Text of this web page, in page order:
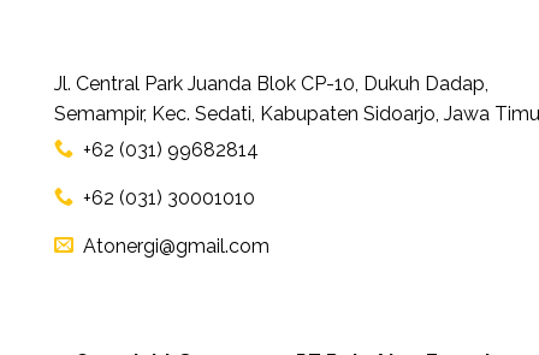
Jl. Central Park Juanda Blok CP-10, Dukuh Dadap,
Semampir, Kec. Sedati, Kabupaten Sidoarjo, Jawa
+62 (031) 99682814
+62 (031) 30001010
Atonergi@gmail.com